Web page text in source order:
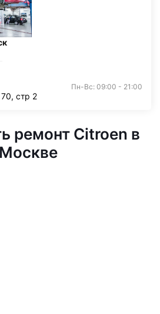
Пн-Вс: 09:00 - 21:00
стр 2
ремонт Citroen в
Москве